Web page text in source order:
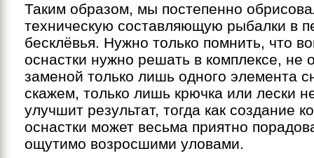
Таким образом, мы постепенно
техническую составляющую рыбалки в
бесклёвья. Нужно только помнить, что
оснастки нужно решать в комплексе, не
заменой только лишь одного элемента
скажем, только лишь крючка или лески
улучшит результат, тогда как создание
оснастки может весьма приятно
ощутимо возросшими уловами.